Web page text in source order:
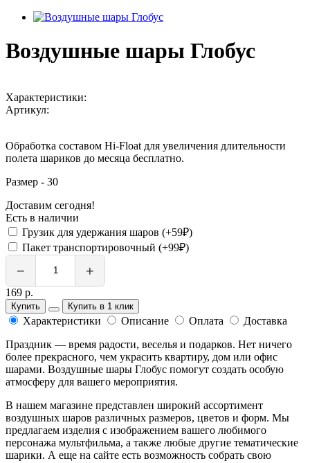
Воздушные шары Глобус
Характеристики:
Артикул:
Обработка составом Hi-Float для увеличения длительности
полета шариков до месяца бесплатно.
Размер - 30
Доставим сегодня!
Есть в наличии
Грузик для удержания шаров (+59₽)
Пакет транспортировочный (+99₽)
− +
169 р.
Купить Купить в 1 клик
Характеристики Описание Оплата
Доставка
Праздник — время радости, веселья и подарков. Нет ничего
более прекрасного, чем украсить квартиру, дом или офис
шарами. Воздушные шары Глобус помогут создать особую
атмосферу для вашего мероприятия.
В нашем магазине представлен широкий ассортимент
воздушных шаров различных размеров, цветов и форм. Мы
предлагаем изделия с изображением вашего любимого
персонажа мультфильма, а также любые другие тематические
шарики. А еще на сайте есть возможность собрать свою